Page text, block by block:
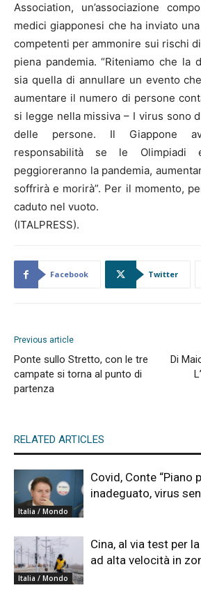
Association, un’associazione
medici giapponesi che ha inviato
competenti per ammonire sui rischi
piena pandemia. “Riteniamo che la
sia quella di annullare un evento
aumentare il numero di persone
si legge nella missiva – I virus sono
delle persone. Il Giappone
responsabilità se le Olimpiadi
peggioreranno la pandemia,
soffrirà e morirà”. Per il momento,
caduto nel vuoto.
(ITALPRESS).
Facebook Twitter
Previous article
Ponte sullo Stretto, con le tre
campate si torna al punto di
partenza
Di
RELATED ARTICLES
Italia / Mondo
Covid, Conte “Piano
inadeguato, virus
Italia / Mondo
Cina, al via test per
ad alta velocità in